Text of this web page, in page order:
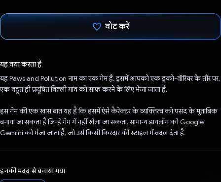
वोट करें
यह क्या करता है
यह Paws and Pollution नाम का एक गेम है. इसमें आपको एक इको-वॉरियर के तौर पर,
एक बहुत ही प्रदूषित बिल्ली गांव को साफ़ करने के लिए भेजा जाता है.
इस गेम की एक खास बात यह है कि इसमें ऐसे कैरेक्टर के व्यक्तित्व को पसंद के मुताबिक
बनाया जा सकता है जिन्हें गेम में नहीं खेला जा सकता. सामान्य डायलॉग को Google
Gemini को भेजा जाता है, जो उसे किसी किरदार की स्टाइल में बदल देता है.
इनकी मदद से बनाया गया